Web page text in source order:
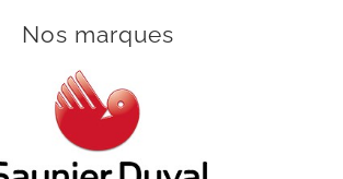
Nos marques